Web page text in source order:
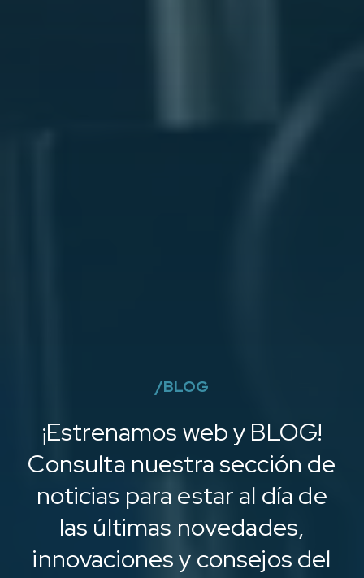
/BLOG
¡Estrenamos web y BLOG!
Consulta nuestra sección de
noticias para estar al día de
las últimas novedades,
innovaciones y consejos del